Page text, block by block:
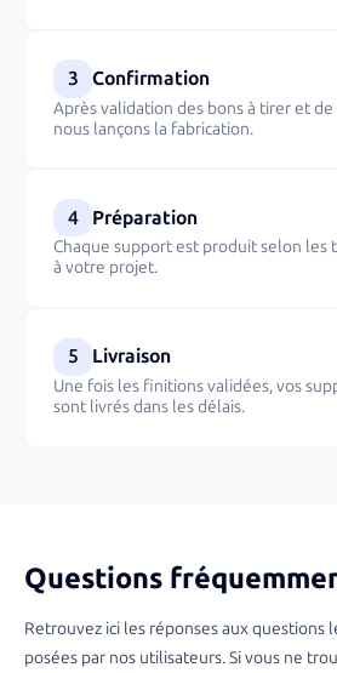
3 Confirmation
Après validation des bons à tirer et
nous lançons la fabrication.
4 Préparation
Chaque support est produit selon les
à votre projet.
5 Livraison
Une fois les finitions validées, vos
sont livrés dans les délais.
Questions
Retrouvez ici les réponses aux questions
posées par nos utilisateurs. Si vous ne